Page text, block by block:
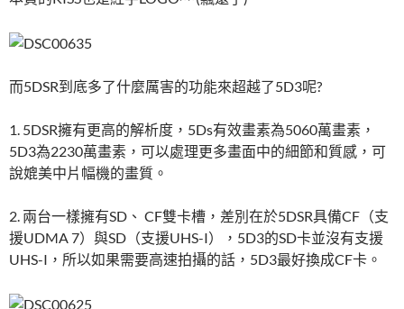
而5DSR到底多了什麼厲害的功能來超越了5D3呢?
1. 5DSR擁有更高的解析度，5Ds有效畫素為5060萬畫素，
5D3為2230萬畫素，可以處理更多畫面中的細節和質感，可
說媲美中片幅機的畫質。
2. 兩台一樣擁有SD、 CF雙卡槽，差別在於5DSR具備CF（支
援UDMA 7）與SD（支援UHS-I），5D3的SD卡並沒有支援
UHS-I，所以如果需要高速拍攝的話，5D3最好換成CF卡。